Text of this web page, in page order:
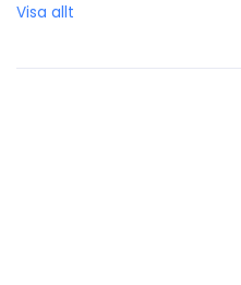
Brunei Darussalam
Visa allt